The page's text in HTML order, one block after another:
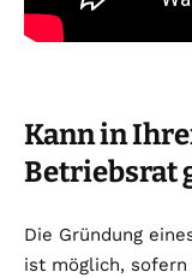
Kann in
Betriebsrat
Die Gründung
ist möglich,